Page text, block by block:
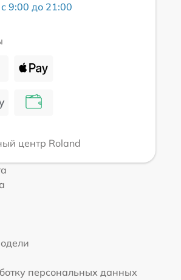
9:00 до 21:00
центр Roland
персональных данных